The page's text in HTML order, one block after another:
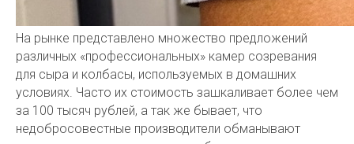
На рынке представлено множество предложений
различных «профессиональных» камер созревания
для сыра и колбасы, используемых в домашних
условиях. Часто их стоимость зашкаливает более чем
за 100 тысяч рублей, а так же бывает, что
недобросовестные производители обманывают